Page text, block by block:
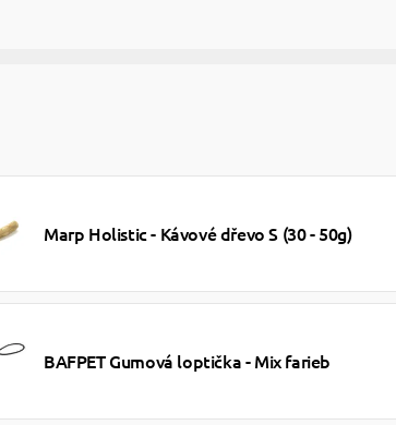
Marp Holistic - Kávové dřevo S (30 - 50g)
BAFPET Gumová loptička - Mix farieb